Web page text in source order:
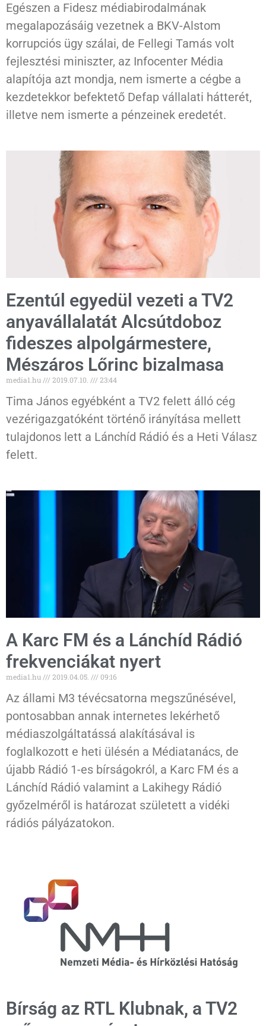
Egészen a Fidesz médiabirodalmának
megalapozásáig vezetnek a BKV-Alstom
korrupciós ügy szálai, de Fellegi Tamás volt
fejlesztési miniszter, az Infocenter Média
alapítója azt mondja, nem ismerte a cégbe a
kezdetekkor befektető Defap vállalati hátterét,
illetve nem ismerte a pénzeinek eredetét.
Ezentúl egyedül vezeti a TV2
anyavállalatát Alcsútdoboz
fideszes alpolgármestere,
Mészáros Lőrinc bizalmasa
media1.hu 2019.07.10. 23:44
Tima János egyébként a TV2 felett álló cég
vezérigazgatóként történő irányítása mellett
tulajdonos lett a Lánchíd Rádió és a Heti Válasz
felett.
A Karc FM és a Lánchíd Rádió
frekvenciákat nyert
media1.hu 2019.04.05. 09:16
Az állami M3 tévécsatorna megszűnésével,
pontosabban annak internetes lekérhető
médiaszolgáltatássá alakításával is
foglalkozott e heti ülésén a Médiatanács, de
újabb Rádió 1-es bírságokról, a Karc FM és a
Lánchíd Rádió valamint a Lakihegy Rádió
győzelméről is határozat született a vidéki
rádiós pályázatokon.
Bírság az RTL Klubnak, a TV2